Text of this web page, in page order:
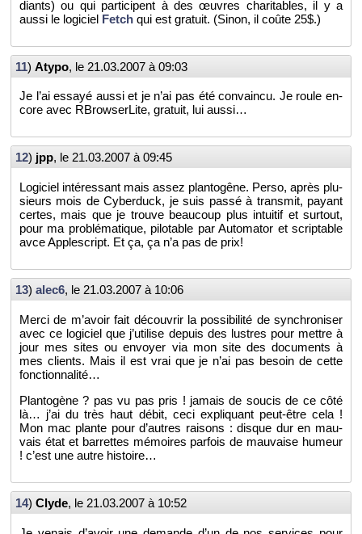
diants) ou qui par­ti­cipent à des œuvres cha­ri­tables, il y a
aussi le lo­gi­ciel Fetch qui est gra­tuit. (Sinon, il coûte 25$.)
11) Atypo, le 21.03.2007 à 09:03
Je l’ai es­sayé aussi et je n’ai pas été convaincu. Je roule en­
core avec RBrow­ser­Lite, gra­tuit, lui aussi…
12) jpp, le 21.03.2007 à 09:45
Lo­gi­ciel in­té­res­sant mais assez plan­to­gêne. Perso, après plu­
sieurs mois de Cy­ber­duck, je suis passé à trans­mit, payant
certes, mais que je trouve beau­coup plus in­tui­tif et sur­tout,
pour ma pro­blé­ma­tique, pi­lo­table par Au­to­ma­tor et scrip­table
avce Ap­ples­cript. Et ça, ça n’a pas de prix!
13) alec6, le 21.03.2007 à 10:06
Merci de m’avoir fait dé­cou­vrir la pos­si­bi­lité de syn­chro­ni­ser
avec ce lo­gi­ciel que j’uti­lise de­puis des lustres pour mettre à
jour mes sites ou en­voyer via mon site des do­cu­ments à
mes clients. Mais il est vrai que je n’ai pas be­soin de cette
fonc­tion­na­lité…
Plan­to­gène ? pas vu pas pris ! ja­mais de sou­cis de ce côté
là… j’ai du très haut débit, ceci ex­pli­quant peut-être cela !
Mon mac plante pour d’autres rai­sons : disque dur en mau­
vais état et bar­rettes mé­moires par­fois de mau­vaise hu­meur
! c’est une autre his­toire…
14) Clyde, le 21.03.2007 à 10:52